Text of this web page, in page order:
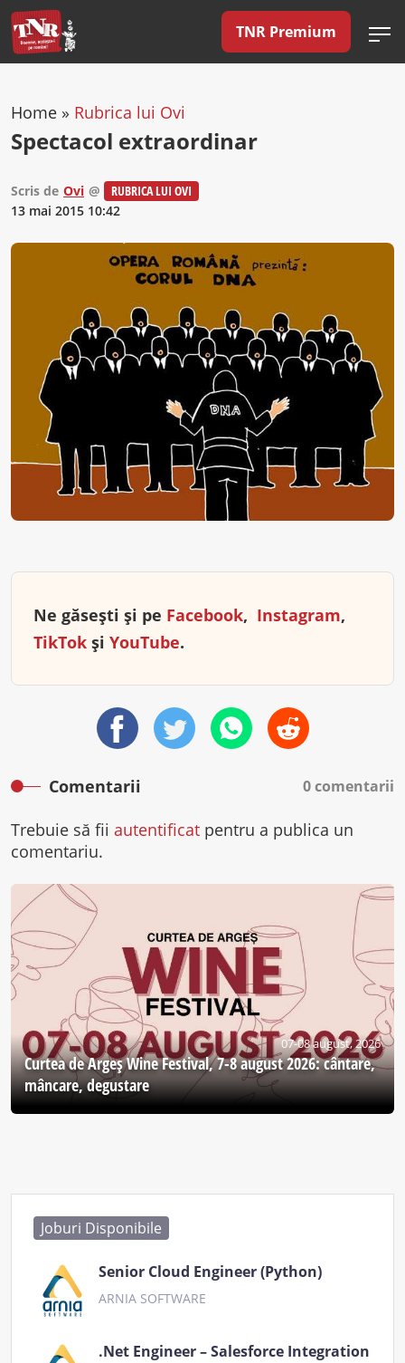
TNR Premium
Home » Rubrica lui Ovi
Spectacol extraordinar
Scris de Ovi @
RUBRICA LUI OVI
13 mai 2015 10:42
Ne găsești și pe Facebook, Instagram,
TikTok și YouTube.
Comentarii 0 comentarii
Trebuie să fii autentificat pentru a publica un
comentariu.
07-08 august, 2026
Curtea de Argeş Wine Festival, 7-8 august 2026: cântare,
mâncare, degustare
Joburi Disponibile
Senior Cloud Engineer (Python)
ARNIA SOFTWARE
.Net Engineer – Salesforce Integration